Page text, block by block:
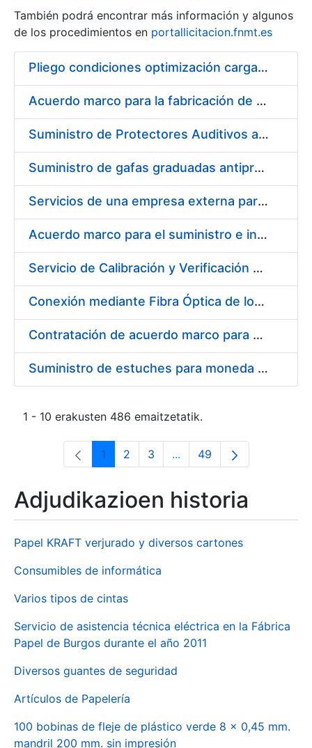
Erakutsi/Ezkutatu
También podrá encontrar más información y algunos
de los procedimientos en portallicitacion.fnmt.es
Pliego condiciones optimización cargas compras firmado
Acuerdo marco para la fabricación de piezas
Suministro de Protectores Auditivos a medida para las personas trabajadoras de los Centros de Trabajo de Madrid y Burgos
Suministro de gafas graduadas antiproyecciones para los trabajadores de la FNMT-RCM en los centros de trabajo de Madrid y Burgos
Servicios de una empresa externa para el asesoramiento y resolución de los recursos de alzada que se presentan relacionados con procesos de selección para la FNMT-RCM
Acuerdo marco para el suministro e instalación de persianas, estores y otros complementos
Servicio de Calibración y Verificación Externa de los Equipos de Medición del Servicio de Prevención de la FNMT-RCM
Conexión mediante Fibra Óptica de los Centros de Proceso de Datos (CPDs) de las sedes de la FNMT-RCM de Burgos y Madrid
Contratación de acuerdo marco para el Suministro de Material de Electricidad para la Fábrica Nacional de Moneda y Timbre-Real Casa de la Moneda en su centro de trabajo de Burgos
Suministro de estuches para moneda de 30 €
1 - 10 erakusten 486 emaitzetatik.
Orrialdea
1 Orrialdea
2 Orrialdea
3 ...Intermediate Pages Use
Orrialdea
49
Adjudikazioen historia
Papel KRAFT verjurado y diversos cartones
Consumibles de informática
Varios tipos de cintas
Servicio de asistencia técnica eléctrica en la Fábrica
Papel de Burgos durante el año 2011
Diversos guantes de seguridad
Artículos de Papelería
100 bobinas de fleje de plástico verde 8 x 0,45 mm.
mandril 200 mm. sin impresión